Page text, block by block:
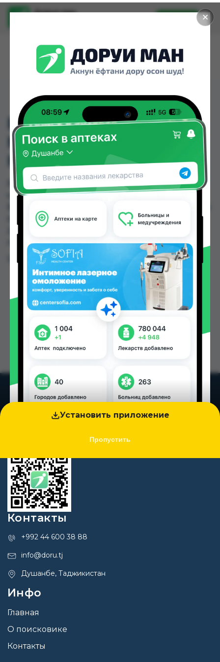
✕
Установить приложение
Пропустить
Доруи ман
Установить
ВИННИ КАША
МОЛОЧНАЯ
КУКУРУЗНАЯ 220Г, ,
ВИННИ КАША МОЛОЧНАЯ КУКУРУЗНАЯ 220Г, ,
можно купить или заказать в аптеках, Арча,
№20, Дору Фарм №6, Дорухона +7 по цене от
городах Таджикистана
Цена: от25.00 TJS
Контакты
+992 44 600 38 88
info@doru.tj
Душанбе, Таджикистан
Инфо
Главная
О поисковике
Контакты